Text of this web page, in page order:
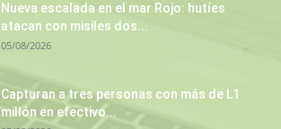
Nueva escalada en el mar Rojo: hutíes
atacan con misiles dos...
05/08/2026
Capturan a tres personas con más de L1
millón en efectivo...